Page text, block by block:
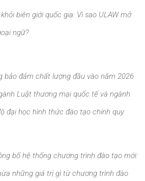
biên giới quốc gia: Vì sao ULAW mở
ngữ?
bảo đảm chất lượng đầu vào năm 2026
Luật thương mại quốc tế và ngành
đại học hình thức đào tạo chính quy
bố hệ thống chương trình đào tạo mới:
những giá trị gì từ chương trình đào